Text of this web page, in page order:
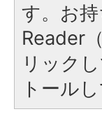
す。お
Reader
リック
トール